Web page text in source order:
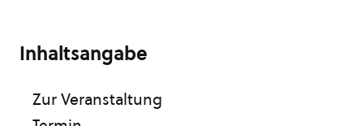
Inhaltsangabe
Zur Veranstaltung